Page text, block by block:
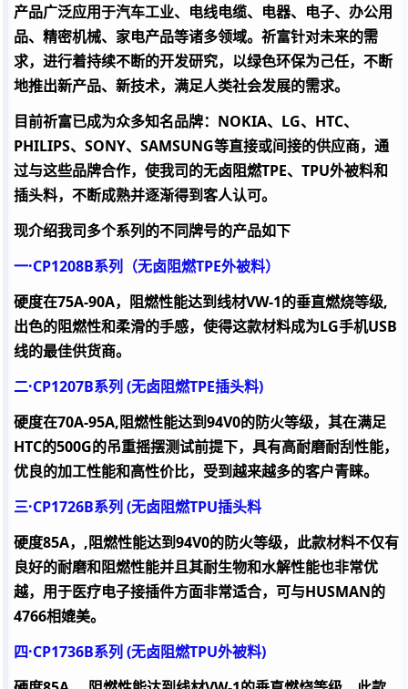
产品广泛应用于汽车工业、电线电缆、电器、电子、办公用
品、精密机械、家电产品等诸多领域。祈富针对未来的需
求，进行着持续不断的开发研究，以绿色环保为己任，不断
地推出新产品、新技术，满足人类社会发展的需求。
目前祈富已成为众多知名品牌：NOKIA、LG、HTC、
PHILIPS、SONY、SAMSUNG等直接或间接的供应商，通
过与这些品牌合作，使我司的无卤阻燃TPE、TPU外被料和
插头料，不断成熟并逐渐得到客人认可。
现介绍我司多个系列的不同牌号的产品如下
一·CP1208B系列（无卤阻燃TPE外被料）
硬度在75A-90A，阻燃性能达到线材VW-1的垂直燃烧等级,
出色的阻燃性和柔滑的手感，使得这款材料成为LG手机USB
线的最佳供货商。
二·CP1207B系列 (无卤阻燃TPE插头料)
硬度在70A-95A,阻燃性能达到94V0的防火等级，其在满足
HTC的500G的吊重摇摆测试前提下，具有高耐磨耐刮性能，
优良的加工性能和高性价比，受到越来越多的客户青睐。
三·CP1726B系列 (无卤阻燃TPU插头料
硬度85A， ,阻燃性能达到94V0的防火等级，此款材料不仅有
良好的耐磨和阻燃性能并且其耐生物和水解性能也非常优
越，用于医疗电子接插件方面非常适合，可与HUSMAN的
4766相媲美。
四·CP1736B系列 (无卤阻燃TPU外被料)